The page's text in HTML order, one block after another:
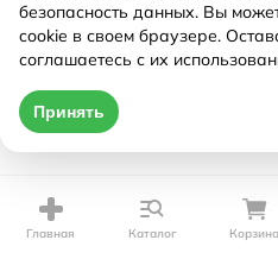
Главная Каталог Корзина
безопасность данных. Вы
cookie в своем браузере.
соглашаетесь с их
Принять